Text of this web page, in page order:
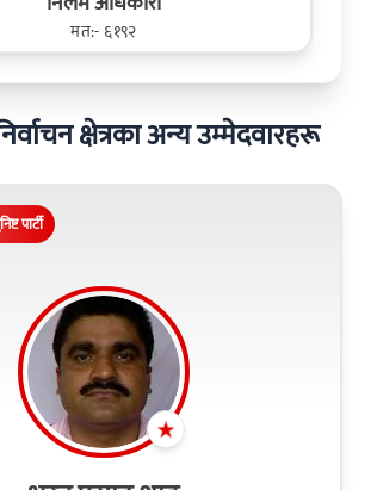
मत:- ६१९२
क्षेत्रका अन्य उम्मेदवारहरू
पार्टी